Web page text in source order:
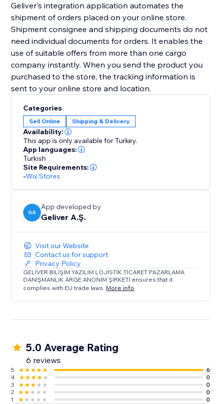
Geliver's integration application automates the
shipment of orders placed on your online store.
Shipment consignee and shipping documents do not
need individual documents for orders. It enables the
use of suitable offers from more than one cargo
company instantly. When you send the product you
purchased to the store, the tracking information is
sent to your online store and location.
Categories
Sell Online Shipping & Delivery
Availability:
This app is only available for Turkey.
App languages:
Turkish
Site Requirements:
-Wix Stores
GA
App developed by
Geliver A.Ş.
Visit our Website
Contact us for support
Privacy Policy
GELİVER BİLİŞİM YAZILIM LOJİSTİK TİCARET PAZARLAMA
DANIŞMANLIK ARGE ANONİM ŞİRKETİ ensures that it
complies with EU trade laws. More info
5.0 Average Rating
6 reviews
5
6
4
0
3
0
2
0
1
0